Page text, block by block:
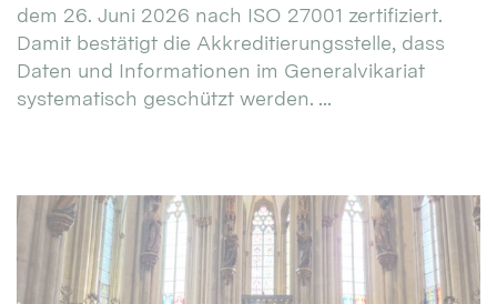
dem 26. Juni 2026 nach ISO 27001 zertifiziert.
Damit bestätigt die Akkreditierungsstelle, dass
Daten und Informationen im Generalvikariat
systematisch geschützt werden. ...